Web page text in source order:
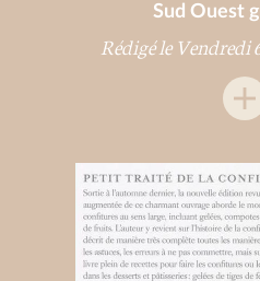
Sud Ouest
Rédigé le Vendredi